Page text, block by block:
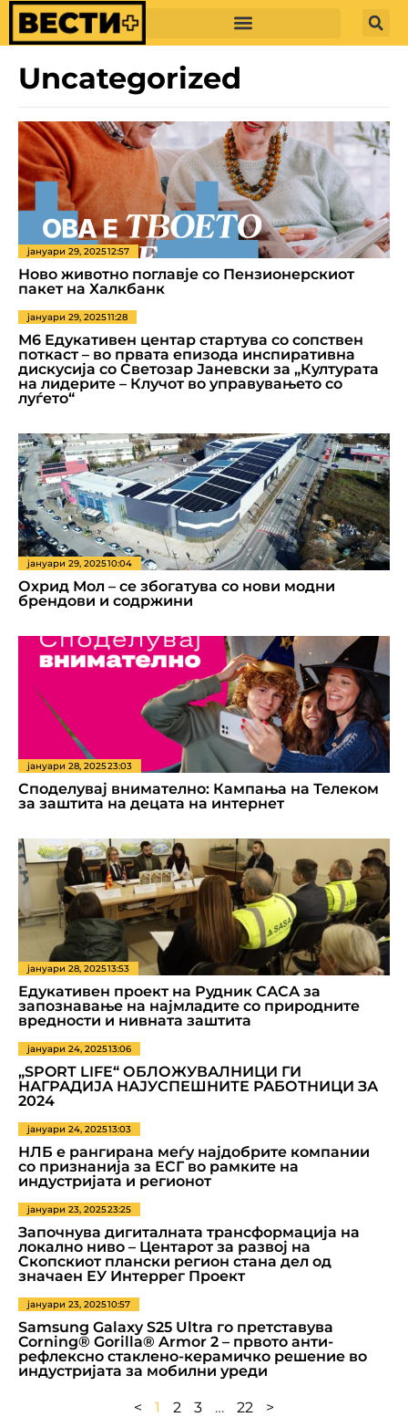
Uncategorized
јануари 29, 202512:57
Ново животно поглавје со Пензионерскиот
пакет на Халкбанк
јануари 29, 202511:28
М6 Едукативен центар стартува со сопствен
поткаст – во првата епизода инспиративна
дискусија со Светозар Јаневски за „Културата
на лидерите – Клучот во управувањето со
луѓето“
јануари 29, 202510:04
Охрид Мол – се збогатува со нови модни
брендови и содржини
јануари 28, 202523:03
Споделувај внимателно: Кампања на Телеком
за заштита на децата на интернет
јануари 28, 202513:53
Едукативен проект на Рудник САСА за
запознавање на најмладите со природните
вредности и нивната заштита
јануари 24, 202513:06
„SPORT LIFE“ ОБЛОЖУВАЛНИЦИ ГИ
НАГРАДИЈА НАЈУСПЕШНИТЕ РАБОТНИЦИ ЗА
2024
јануари 24, 202513:03
НЛБ е рангирана меѓу најдобрите компании
со признанија за ЕСГ во рамките на
индустријата и регионот
јануари 23, 202523:25
Започнува дигиталната трансформација на
локално ниво – Центарот за развој на
Скопскиот плански регион стана дел од
значаен ЕУ Интеррег Проект
јануари 23, 202510:57
Samsung Galaxy S25 Ultra го претставува
Corning® Gorilla® Armor 2 – првото анти-
рефлексно стаклено-керамичко решение во
индустријата за мобилни уреди
< 1 2 3 … 22 >